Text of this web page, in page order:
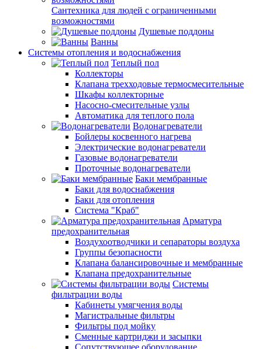
Сантехника для людей с ограниченными
возможностями
Душевые поддоны
Ванны
Системы отопления и водоснабжения
Теплый пол
Коллекторы
Клапана трехходовые термосмесительные
Шкафы коллекторные
Насосно-смесительные узлы
Автоматика для теплого пола
Водонагреватели
Бойлеры косвенного нагрева
Электрические водонагреватели
Газовые водонагреватели
Проточные водонагреватели
Баки мембранные
Баки для водоснабжения
Баки для отопления
Система "Краб"
Арматура
предохранительная
Воздухоотводчики и сепараторы воздуха
Группы безопасности
Клапана балансировочные и мембранные
Клапана предохранительные
Системы
фильтрации воды
Кабинеты умягчения воды
Магистральные фильтры
Фильтры под мойку
Сменные картриджи и засыпки
Сопутствующее оборудование